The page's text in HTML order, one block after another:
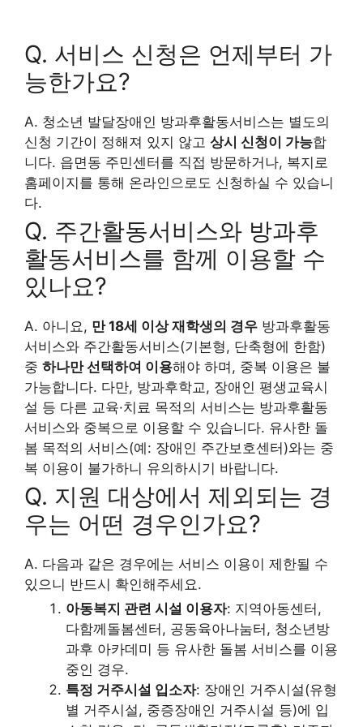
Q. 서비스 신청은 언제부터 가
능한가요?
A. 청소년 발달장애인 방과후활동서비스는 별도의
신청 기간이 정해져 있지 않고 상시 신청이 가능합
니다. 읍면동 주민센터를 직접 방문하거나, 복지로
홈페이지를 통해 온라인으로도 신청하실 수 있습니
다.
Q. 주간활동서비스와 방과후
활동서비스를 함께 이용할 수
있나요?
A. 아니요, 만 18세 이상 재학생의 경우 방과후활동
서비스와 주간활동서비스(기본형, 단축형에 한함)
중 하나만 선택하여 이용해야 하며, 중복 이용은 불
가능합니다. 다만, 방과후학교, 장애인 평생교육시
설 등 다른 교육·치료 목적의 서비스는 방과후활동
서비스와 중복으로 이용할 수 있습니다. 유사한 돌
봄 목적의 서비스(예: 장애인 주간보호센터)와는 중
복 이용이 불가하니 유의하시기 바랍니다.
Q. 지원 대상에서 제외되는 경
우는 어떤 경우인가요?
A. 다음과 같은 경우에는 서비스 이용이 제한될 수
있으니 반드시 확인해주세요.
아동복지 관련 시설 이용자: 지역아동센터,
다함께돌봄센터, 공동육아나눔터, 청소년방
과후 아카데미 등 유사한 돌봄 서비스를 이용
중인 경우.
특정 거주시설 입소자: 장애인 거주시설(유형
별 거주시설, 중증장애인 거주시설 등)에 입